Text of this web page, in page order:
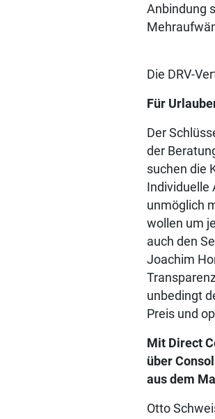
Anbindung
Die DRV-
Für
Der
der
suchen die
unmöglich
wollen um
auch den
Joachim
unbedingt
Preis und
Mit Direct
über
aus dem
Otto